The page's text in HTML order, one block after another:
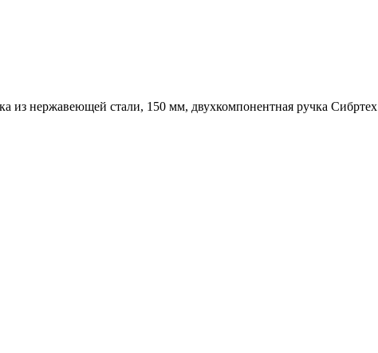
из нержавеющей стали, 150 мм, двухкомпонентная ручка Сибртех